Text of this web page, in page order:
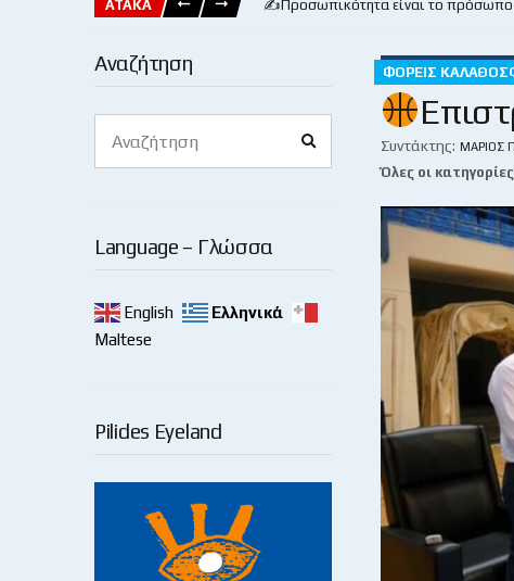
ΑΤΑΚΑ ✍️Προσωπικότητα είναι το πρόσωπο
Αναζήτηση
for:
Language – Γλώσσα
English
Ελληνικά
Maltese
Pilides Eyeland
ΦΟΡΕΊΣ
Συντάκτης: ΜΆΡΙΟΣ
Όλες οι